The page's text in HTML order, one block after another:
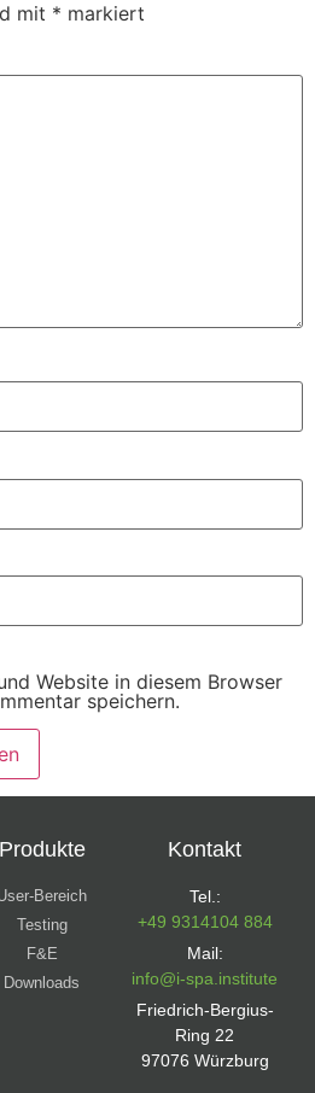
mit * markiert
Website in diesem Browser
speichern.
Produkte
Bereich
Testing
F&E
Downloads
Kontakt
Tel.:
+49 9314104 884
Mail:
info@i-spa.institute
Friedrich-Bergius-
Ring 22
97076 Würzburg